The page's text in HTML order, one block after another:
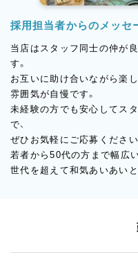
採用担当者からのメッセ
当店はスタッフ同士の仲が
す。
お互いに助け合いながら楽
雰囲気が自慢です。
未経験の方でも安心してス
で、
ぜひお気軽にご応募ください
若者から50代の方まで幅広
世代を超えて和気あいあい